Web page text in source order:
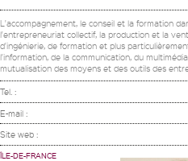
L'accompagnement, le conseil et la formation
l'entrepreneuriat collectif, la production et la
d'ingénierie, de formation et plus
l'information, de la communication, du
mutualisation des moyens et des outils des
Tel. :
E-mail :
Site web :
ÎLE-DE-FRANCE